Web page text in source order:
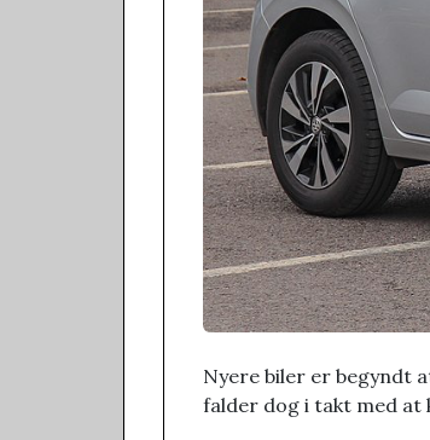
Nyere biler er begyndt
falder dog i takt med